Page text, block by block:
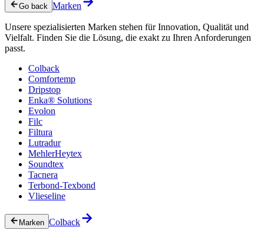
Go back Marken
Unsere spezialisierten Marken stehen für Innovation, Qualität und
Vielfalt. Finden Sie die Lösung, die exakt zu Ihren Anforderungen
passt.
Colback
Comfortemp
Dripstop
Enka® Solutions
Evolon
Filc
Filtura
Lutradur
MehlerHeytex
Soundtex
Tacnera
Terbond-Texbond
Vlieseline
Marken Colback